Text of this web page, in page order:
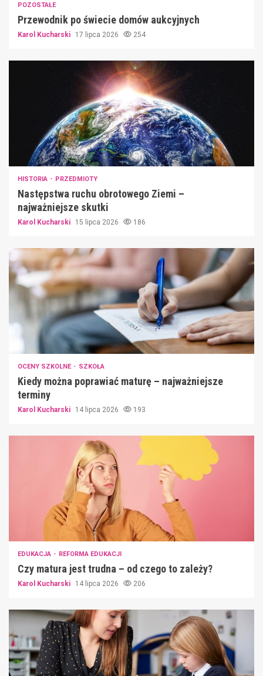
POZOSTAŁE
Przewodnik po świecie domów aukcyjnych
Karol Kucharski 17 lipca 2026 254
HISTORIA PRZEDMIOTY
Następstwa ruchu obrotowego Ziemi –
najważniejsze skutki
Karol Kucharski 15 lipca 2026 186
OCENY SZKOLNE SZKOŁA
Kiedy można poprawiać maturę – najważniejsze
terminy
Karol Kucharski 14 lipca 2026 193
EDUKACJA REFORMA EDUKACJI
Czy matura jest trudna – od czego to zależy?
Karol Kucharski 14 lipca 2026 206